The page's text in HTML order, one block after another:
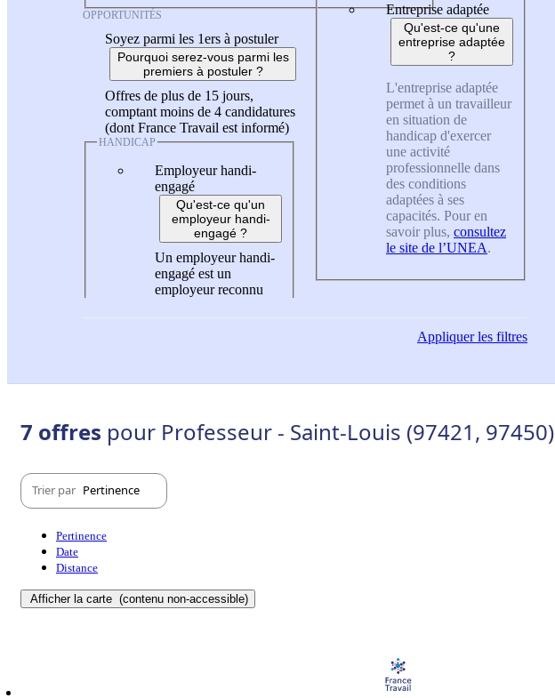
OPPORTUNITÉS
Soyez parmi les 1ers à postuler
Pourquoi serez-vous parmi les
premiers à postuler ?
Offres de plus de 15 jours,
comptant moins de 4 candidatures
(dont France Travail est informé)
HANDICAP
Employeur handi-
engagé
Qu'est-ce qu'un
employeur handi-
engagé ?
Un employeur handi-
engagé est un
employeur reconnu
Entreprise adaptée
Qu'est-ce qu'une
entreprise adaptée
?
L'entreprise adaptée
permet à un travailleur
en situation de
handicap d'exercer
une activité
professionnelle dans
des conditions
adaptées à ses
capacités. Pour en
savoir plus, consultez
le site de l’UNEA.
Appliquerles filtres
7 offres pour Professeur - Saint-Louis (97421, 97450)
Trier par Pertinence
Pertinence
Date
Distance
Afficher la carte (contenu non-accessible)